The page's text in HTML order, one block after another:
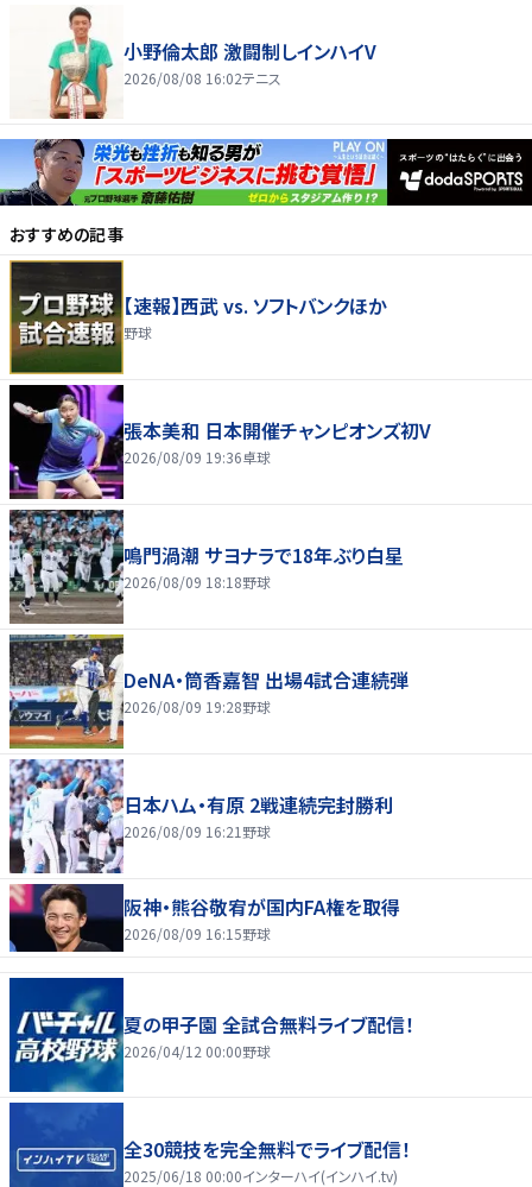
小野倫太郎 激闘制しインハイV
2026/08/08 16:02テニス
おすすめの記事
【速報】西武 vs. ソフトバンクほか
野球
張本美和 日本開催チャンピオンズ初V
2026/08/09 19:36卓球
鳴門渦潮 サヨナラで18年ぶり白星
2026/08/09 18:18野球
DeNA・筒香嘉智 出場4試合連続弾
2026/08/09 19:28野球
日本ハム・有原 2戦連続完封勝利
2026/08/09 16:21 野球
阪神・熊谷敬宥が国内FA権を取得
2026/08/09 16:15野球
夏の甲子園 全試合無料ライブ配信！
2026/04/12 00:00野球
全30競技を完全無料でライブ配信！
2025/06/18 00:00インターハイ(インハイ.tv)